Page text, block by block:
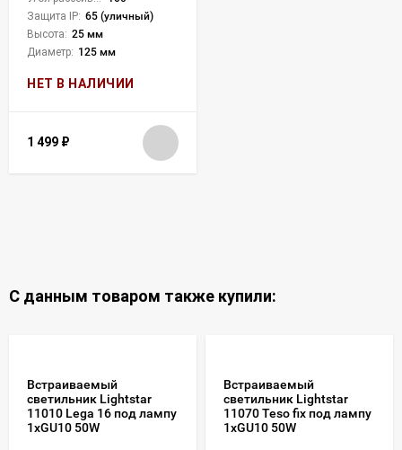
Защита IP: 65 (уличный)
Высота: 25 мм
Диаметр: 125 мм
НЕТ В НАЛИЧИИ
1 499 ₽
С данным товаром также купили:
Встраиваемый
светильник Lightstar
11010 Lega 16 под лампу
1xGU10 50W
Встраиваемый
светильник Lightstar
11070 Teso fix под лампу
1xGU10 50W